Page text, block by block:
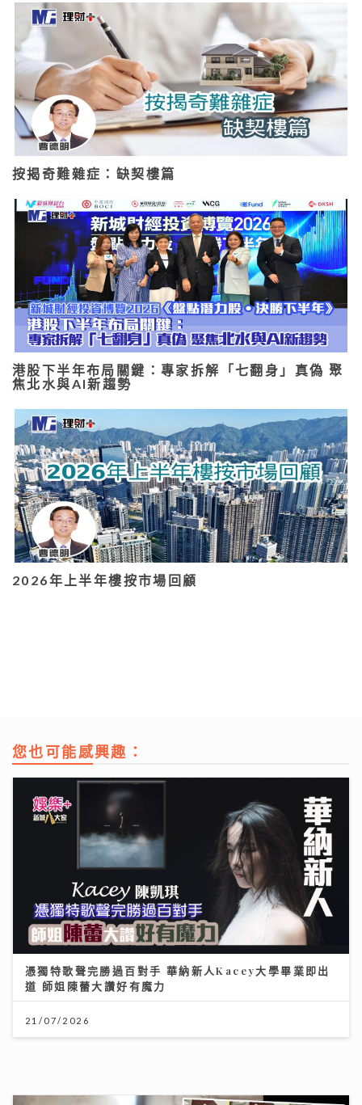
按揭奇難雜症：缺契樓篇
港股下半年布局關鍵：專家拆解「七翻身」真偽 聚
焦北水與AI新趨勢
2026年上半年樓按市場回顧
您也可能感興趣：
憑獨特歌聲完勝過百對手 華納新人Kacey大學畢業即出
道 師姐陳蕾大讚好有魔力
21/07/2026